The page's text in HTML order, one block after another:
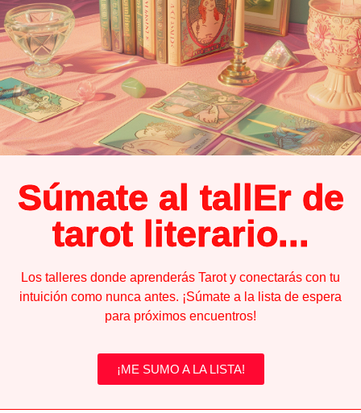
Súmate al tallEr de
tarot literario...
Los talleres donde aprenderás Tarot y conectarás con tu
intuición como nunca antes. ¡Súmate a la lista de espera
para próximos encuentros!
¡ME SUMO A LA LISTA!